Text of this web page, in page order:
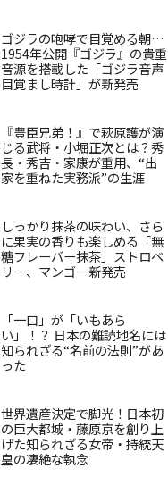
ゴジラの咆哮で目覚める朝…
1954年公開『ゴジラ』の貴重
音源を搭載した「ゴジラ音声
目覚まし時計」が新発売
『豊臣兄弟！』で萩原護が演
じる武将・小堀正次とは？秀
長・秀吉・家康が重用、“出
家を重ねた実務派”の生涯
しっかり抹茶の味わい、さら
に果実の香りも楽しめる「無
糖フレーバー抹茶」ストロベ
リー、マンゴー新発売
「一口」が「いもあら
い」！？ 日本の難読地名には
知られざる“名前の法則”があ
った
世界遺産決定で脚光！日本初
の巨大都城・藤原京を創り上
げた知られざる女帝・持統天
皇の凄絶な執念